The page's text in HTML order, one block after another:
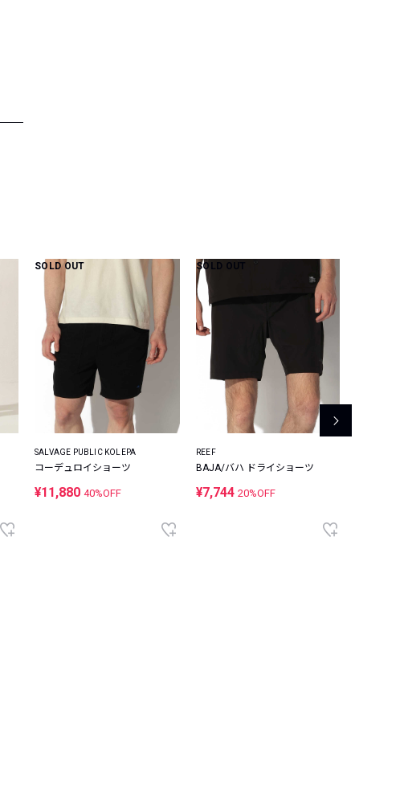
SOLD OUT
SALVAGE PUBLIC KOLEPA
コーデュロイショーツ
¥11,880 40%OFF
SOLD OUT
REEF
BAJA/バハ ドライショーツ
¥7,744 20%OFF